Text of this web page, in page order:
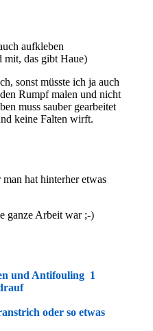
aufkleben
mit, das gibt Haue)
sonst müsste ich ja auch
Rumpf malen und nicht
muss sauber gearbeitet
keine Falten wirft.
hat hinterher etwas
ganze Arbeit war ;-)
und Antifouling 1
oder so etwas